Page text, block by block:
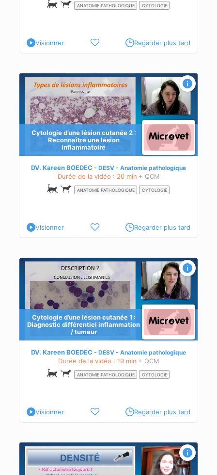
ANATOMIE PATHOLOGIQUE CYTOLOGIE
Visionner Regarder plus tard
Cytologie d’une lésion cutanée 2 :
Reconnaître une lésion
inflammatoire
DV. Kareen BOEDEC DESV - Anatomie pathologique
Durée de la vidéo : 20 min + QCM
ANATOMIE PATHOLOGIQUE CYTOLOGIE
Visionner Regarder plus tard
Cytologie d’une lésion cutanée 1 :
Diagnostic différentiel inflammation
/ tumeur
DV. Kareen BOEDEC DESV - Anatomie pathologique
Durée de la vidéo : 19 min + QCM
ANATOMIE PATHOLOGIQUE CYTOLOGIE
Visionner Regarder plus tard